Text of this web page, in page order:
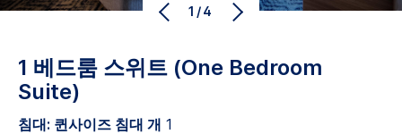
1/4
1 베드룸 스위트 (One Bedroom
Suite)
침대: 퀸사이즈 침대 개 1